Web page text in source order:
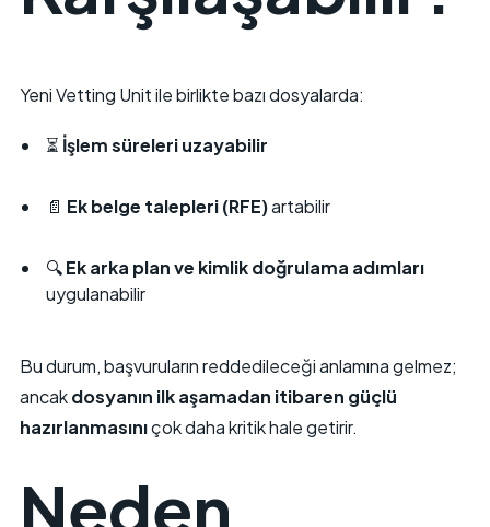
Yeni Vetting Unit ile birlikte bazı dosyalarda:
⏳ İşlem süreleri uzayabilir
📄 Ek belge talepleri (RFE)artabilir
🔍Ek arka plan ve kimlik doğrulama adımları
uygulanabilir
Bu durum, başvuruların reddedileceği anlamına gelmez;
ancakdosyanın ilk aşamadan itibaren güçlü
hazırlanmasınıçok daha kritik hale getirir.
Neden